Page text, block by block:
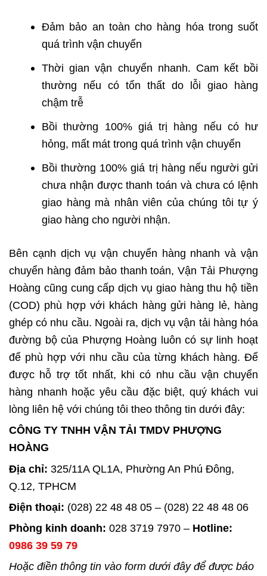
Đảm bảo an toàn cho hàng hóa trong suốt
quá trình vận chuyển
Thời gian vận chuyển nhanh. Cam kết bồi
thường nếu có tổn thất do lỗi giao hàng
chậm trễ
Bồi thường 100% giá trị hàng nếu có hư
hỏng, mất mát trong quá trình vận chuyển
Bồi thường 100% giá trị hàng nếu người gửi
chưa nhận được thanh toán và chưa có lệnh
giao hàng mà nhân viên của chúng tôi tự ý
giao hàng cho người nhận.
Bên cạnh dịch vụ vận chuyển hàng nhanh và vận
chuyển hàng đảm bảo thanh toán, Vận Tải Phượng
Hoàng cũng cung cấp dịch vụ giao hàng thu hộ tiền
(COD) phù hợp với khách hàng gửi hàng lẻ, hàng
ghép có nhu cầu. Ngoài ra, dịch vụ vận tải hàng hóa
đường bộ của Phượng Hoàng luôn có sự linh hoạt
để phù hợp với nhu cầu của từng khách hàng. Để
được hỗ trợ tốt nhất, khi có nhu cầu vận chuyển
hàng nhanh hoặc yêu cầu đặc biệt, quý khách vui
lòng liên hệ với chúng tôi theo thông tin dưới đây:
CÔNG TY TNHH VẬN TẢI TMDV PHƯỢNG
HOÀNG
Địa chỉ: 325/11A QL1A, Phường An Phú Đông,
Q.12, TPHCM
Điện thoại: (028) 22 48 48 05 – (028) 22 48 48 06
Phòng kinh doanh: 028 3719 7970 – Hotline:
0986 39 59 79
Hoặc điền thông tin vào form dưới đây để được báo